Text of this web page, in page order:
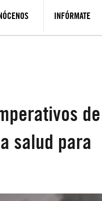
INFÓRMATE
de
salud para